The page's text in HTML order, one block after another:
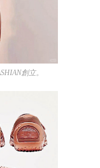
創立。